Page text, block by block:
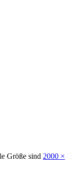
Größe sind 2000 ×